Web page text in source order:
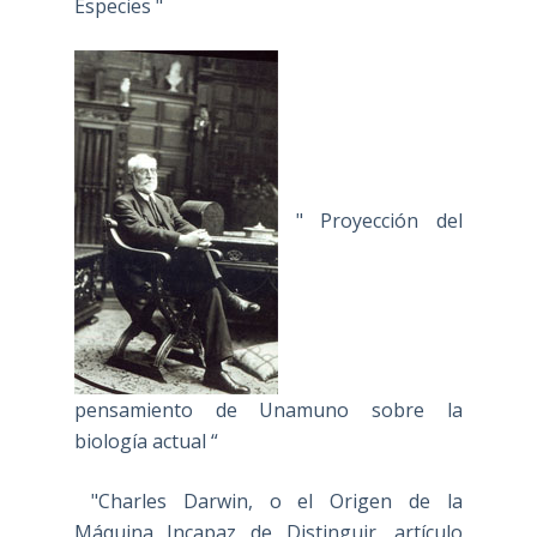
Especies "
" Proyección del
pensamiento de Unamuno sobre la
biología actual “
"Charles Darwin, o el Origen de la